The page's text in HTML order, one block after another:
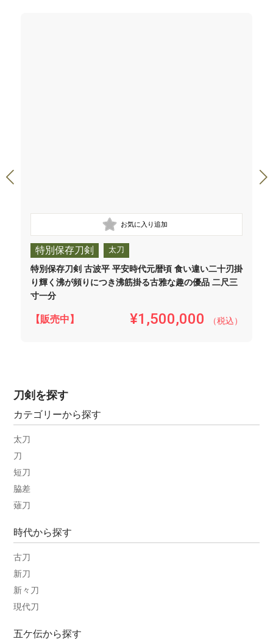
特別保存刀剣 太刀
特別保存刀剣 古波平 平安時代元暦頃 食い違い二十刃掛
り輝く沸が頻りにつき沸筋掛る古雅な趣の優品 二尺三
寸一分
【販売中】 ¥1,500,000 （税込）
刀剣を探す
カテゴリーから探す
太刀
刀
短刀
脇差
薙刀
時代から探す
古刀
新刀
新々刀
現代刀
五ケ伝から探す